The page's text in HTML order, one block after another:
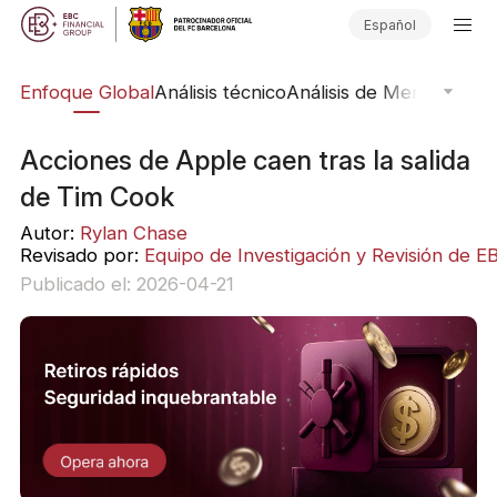
Español
Enfoque GlobalAnálisis técnicoAnálisis de Mercado
Acciones de Apple caen tras la salida
de Tim Cook
Autor: Rylan Chase
Revisado por: Equipo de Investigación y Revisión de
Publicado el: 2026-04-21